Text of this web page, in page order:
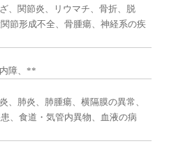
、関節炎、リウマチ、骨折、脱
節形成不全、骨腫瘍、神経系の疾
障、**
、肺炎、肺腫瘍、横隔膜の異常、
、食道・気管内異物、血液の病